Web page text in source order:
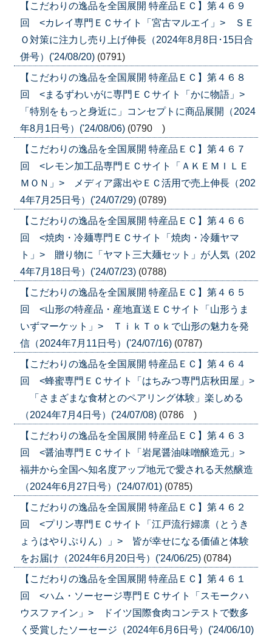
【こだわりの逸品を全国展開 特産品ＥＣ】第４６９
回 <カレイ専門ＥＣサイト「宮古マルエイ」> ＳＥ
Ｏ対策に注力し売り上げ伸長（2024年8月8日･15日合
併号）('24/08/20) (0791)
【こだわりの逸品を全国展開 特産品ＥＣ】第４６８
回 <まるずわいがに専門ＥＣサイト「かに物語」>
「特別をもっと身近に」コンセプトに商品展開（2024
年8月1日号）('24/08/06) (0790 )
【こだわりの逸品を全国展開 特産品ＥＣ】第４６７
回 <レモン加工品専門ＥＣサイト「ＡＫＥＭＩＬＥ
ＭＯＮ」> メディア露出やＥＣ活用で売上伸長（202
4年7月25日号）('24/07/29) (0789)
【こだわりの逸品を全国展開 特産品ＥＣ】第４６６
回 <焼肉・冷麺専門ＥＣサイト「焼肉・冷麺ヤマ
ト」> 贈り物に「ヤマト三大麺セット」が人気（202
4年7月18日号）('24/07/23) (0788)
【こだわりの逸品を全国展開 特産品ＥＣ】第４６５
回 <山形の特産品・産地直送ＥＣサイト「山形うま
いずマーケット」> ＴｉｋＴｏｋで山形の魅力を発
信（2024年7月11日号）('24/07/16) (0787)
【こだわりの逸品を全国展開 特産品ＥＣ】第４６４
回 <蜂蜜専門ＥＣサイト「はちみつ専門店秋田屋」>
「さまざまな食材とのペアリング体験」楽しめる
（2024年7月4日号）('24/07/08) (0786 )
【こだわりの逸品を全国展開 特産品ＥＣ】第４６３
回 <醤油専門ＥＣサイト「岩尾醤油味噌醸造元」>
福井から全国へ知名度アップ地元で愛される天然醸造
（2024年6月27日号）('24/07/01) (0785)
【こだわりの逸品を全国展開 特産品ＥＣ】第４６２
回 <プリン専門ＥＣサイト「江戸流行婦凛（とうき
ょうはやりぷりん）」> 皆が幸せになる価値と体験
をお届け（2024年6月20日号）('24/06/25) (0784)
【こだわりの逸品を全国展開 特産品ＥＣ】第４６１
回 <ハム・ソーセージ専門ＥＣサイト「スモークハ
ウスファイン」> ドイツ国際食肉コンテストで数多
く受賞したソーセージ（2024年6月6日号）('24/06/10)